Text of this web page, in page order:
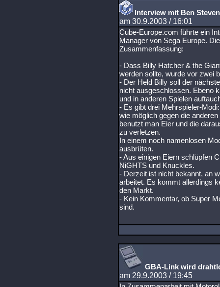
Interview mit Ben
am 30.9.2003 / 16:01
Cube-Europe.com führte ein
Manager von Sega Europe.
Zusammenfassung:
- Dass Billy Hatcher & the
werden sollte, wurde vor zwei
- Der Held Billy soll der
nicht ausgeschlossen. Ebeno
und in anderen Spielen
- Es gibt drei Mehrspieler-
wie möglich gegen die
benutzt man Eier und die
zu verletzen.
In einem noch namenlosen
ausbrüten.
- Aus einigen Eiern schlüpfen
NiGHTS und Knuckles.
- Derzeit ist nicht bekannt, an
arbeitet. Es kommt allerdings
den Markt.
- Kein Kommentar, ob Super
sind.
GBA-Link wird
am 29.9.2003 / 19:45